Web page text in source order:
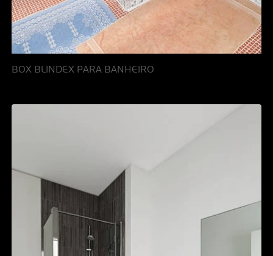
BOX BLINDEX PARA BANHEIRO